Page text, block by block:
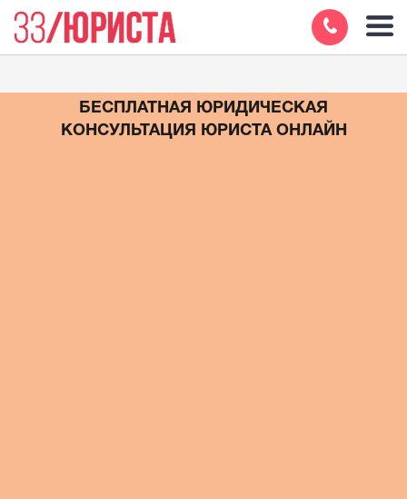
БЕСПЛАТНАЯ ЮРИДИЧЕСКАЯ
КОНСУЛЬТАЦИЯ ЮРИСТА ОНЛАЙН